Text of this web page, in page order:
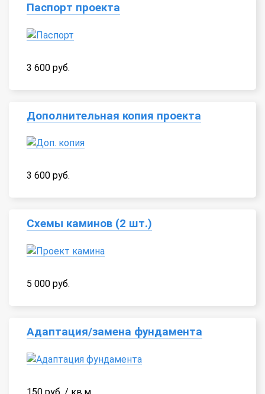
Паспорт проекта
3 600 руб.
Дополнительная копия проекта
3 600 руб.
Схемы каминов (2 шт.)
5 000 руб.
Адаптация/замена фундамента